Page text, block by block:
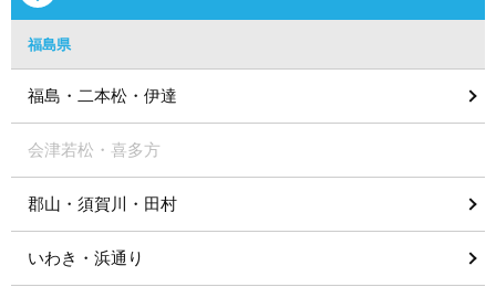
福島県
福島・二本松・伊達
会津若松・喜多方
郡山・須賀川・田村
いわき・浜通り